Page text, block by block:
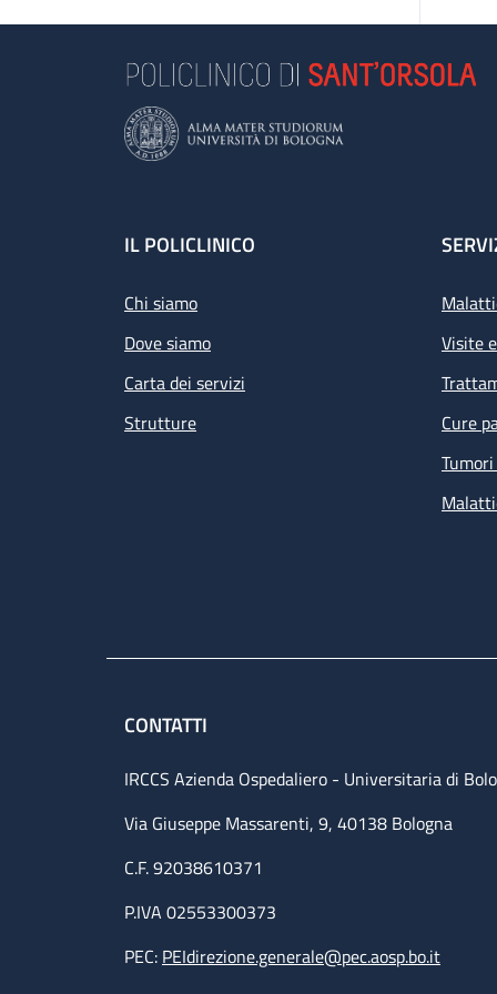
Footer
IL POLICLINICO
Chi siamo
Dove siamo
Carta dei servizi
Strutture
Visite
Cure
CONTATTI
IRCCS Azienda Ospedaliero - Universitaria di
Via Giuseppe Massarenti, 9, 40138 Bologna
C.F. 92038610371
P.IVA 02553300373
PEC: PEIdirezione.generale@pec.aosp.bo.it